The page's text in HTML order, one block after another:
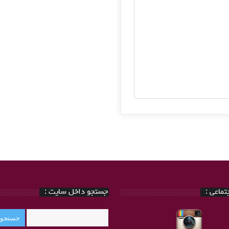
جستجو داخل سایت : :